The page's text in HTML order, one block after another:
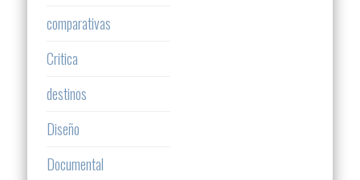
comparativas
Critica
destinos
Diseño
Documental